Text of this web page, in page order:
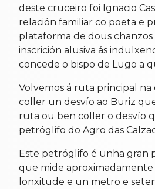
deste cruceiro foi Ignacio
relación familiar co poeta e
plataforma de dous
inscrición alusiva ás
concede o bispo de Lugo a
Volvemos á ruta principal
coller un desvío ao Buriz
ruta ou ben coller o desvío
petróglifo do Agro das
Este petróglifo é unha gran
que mide
lonxitude e un metro e